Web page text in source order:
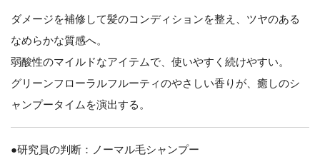
ダメージを補修して髪のコンディションを整え、ツヤのある
なめらかな質感へ。
弱酸性のマイルドなアイテムで、使いやすく続けやすい。
グリーンフローラルフルーティのやさしい香りが、癒しのシ
ャンプータイムを演出する。
●研究員の判断：ノーマル毛シャンプー